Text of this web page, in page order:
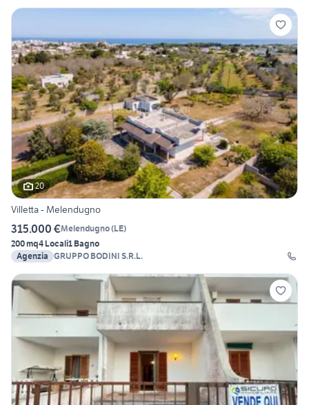
20
Villetta - Melendugno
315.000 €Melendugno(LE)
200 mq4 Locali1 Bagno
Agenzia GRUPPO BODINI S.R.L.